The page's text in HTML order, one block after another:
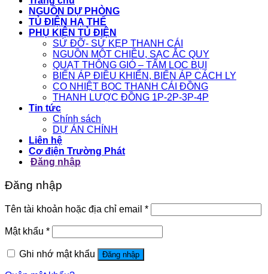
NGUỒN DỰ PHÒNG
TỦ ĐIỆN HẠ THẾ
PHỤ KIỆN TỦ ĐIỆN
SỨ ĐỠ- SỨ KẸP THANH CÁI
NGUỒN MỘT CHIỀU, SẠC ẮC QUY
QUẠT THÔNG GIÓ – TẤM LỌC BỤI
BIẾN ÁP ĐIỀU KHIỂN, BIẾN ÁP CÁCH LY
CO NHIỆT BỌC THANH CÁI ĐỒNG
THANH LƯỢC ĐỒNG 1P-2P-3P-4P
Tin tức
Chính sách
DỰ ÁN CHÍNH
Liên hệ
Cơ điện Trường Phát
Đăng nhập
Đăng nhập
Tên tài khoản hoặc địa chỉ email *
Mật khẩu *
Ghi nhớ mật khẩu Đăng nhập